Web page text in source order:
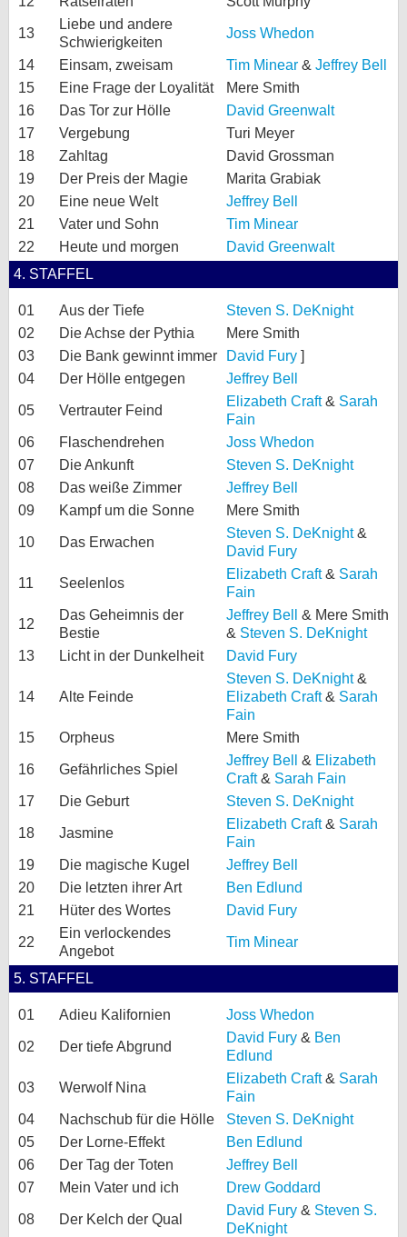
13
Liebe und andere
Schwierigkeiten
Joss Whedon
14 Einsam, zweisam Tim Minear & Jeffrey Bell
15
Eine Frage der Loyalität
Mere Smith
16
Das Tor zur Hölle
David Greenwalt
17
Vergebung
Turi Meyer
18
Zahltag
David Grossman
19
Der Preis der Magie
Marita Grabiak
20
Eine neue Welt
Jeffrey Bell
21
Vater und Sohn
Tim Minear
22
Heute und morgen
David Greenwalt
4. STAFFEL
01 Aus der Tiefe
Steven S. DeKnight
02
Die Achse der Pythia
Mere Smith
03
Die Bank gewinnt immer David Fury ]
04
Der Hölle entgegen Jeffrey Bell
05 Vertrauter Feind
Elizabeth Craft& Sarah
Fain
06
Flaschendrehen
Joss Whedon
07
Die Ankunft
Steven S. DeKnight
08
Das weiße Zimmer
Jeffrey Bell
09
Kampf um die Sonne Mere Smith
10 Das Erwachen
Steven S. DeKnight&
David Fury
11 Seelenlos
Elizabeth Craft& Sarah
Fain
12
Das Geheimnis der
Bestie
Jeffrey Bell
& Mere Smith
& Steven S. DeKnight
13
Licht in der Dunkelheit David Fury
14 Alte Feinde
Steven S. DeKnight&
Elizabeth Craft& Sarah
Fain
15
Orpheus Mere Smith
16 Gefährliches Spiel
Jeffrey Bell & Elizabeth
Craft& Sarah Fain
17
Die Geburt Steven S. DeKnight
18 Jasmine
Elizabeth Craft& Sarah
Fain
19
Die magische Kugel
Jeffrey Bell
20
Die letzten ihrer Art
Ben Edlund
21
Hüter des Wortes David Fury
22
Ein verlockendes
Angebot
Tim Minear
5. STAFFEL
01 Adieu Kalifornien Joss Whedon
02 Der tiefe Abgrund
David Fury & Ben
Edlund
03 Werwolf Nina
Elizabeth Craft& Sarah
Fain
04
Nachschub für die Hölle
Steven S. DeKnight
05
Der Lorne-Effekt
Ben Edlund
06
Der Tag der Toten
Jeffrey Bell
07
Mein Vater und ich Drew Goddard
08 Der Kelch der Qual
David Fury & Steven S.
DeKnight